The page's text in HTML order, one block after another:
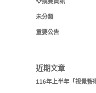
❖競賽資訊
未分類
重要公告
近期文章
116年上半年「視覺藝